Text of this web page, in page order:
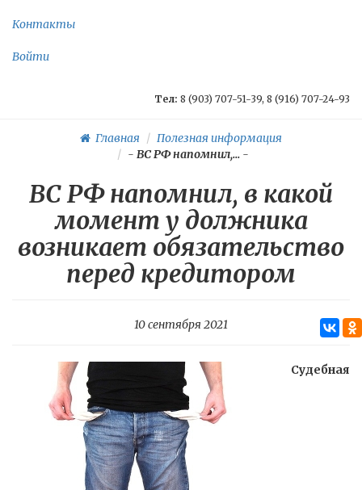
Контакты
Войти
Тел: 8 (903) 707-51-39, 8 (916) 707-24-93
Главная
Полезная информация
- ВС РФ напомнил,... -
ВС РФ напомнил, в какой
момент у должника
возникает обязательство
перед кредитором
10 сентября 2021
Судебная